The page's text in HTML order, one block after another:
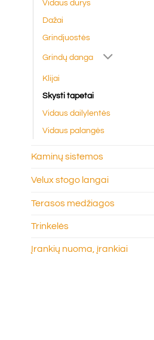
Vidaus durys
Dažai
Grindjuostės
Grindų danga
Klijai
Skysti tapetai
Vidaus dailylentės
Vidaus palangės
Kaminų sistemos
Velux stogo langai
Terasos medžiagos
Trinkelės
Įrankių nuoma, įrankiai